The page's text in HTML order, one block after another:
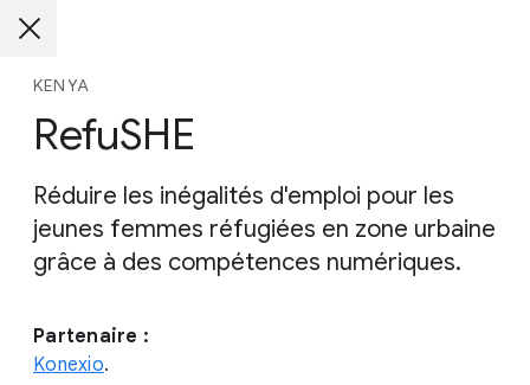
KENYA
RefuSHE
Réduire les inégalités d'emploi pour les
jeunes femmes réfugiées en zone urbaine
grâce à des compétences numériques.
Partenaire :
Konexio.